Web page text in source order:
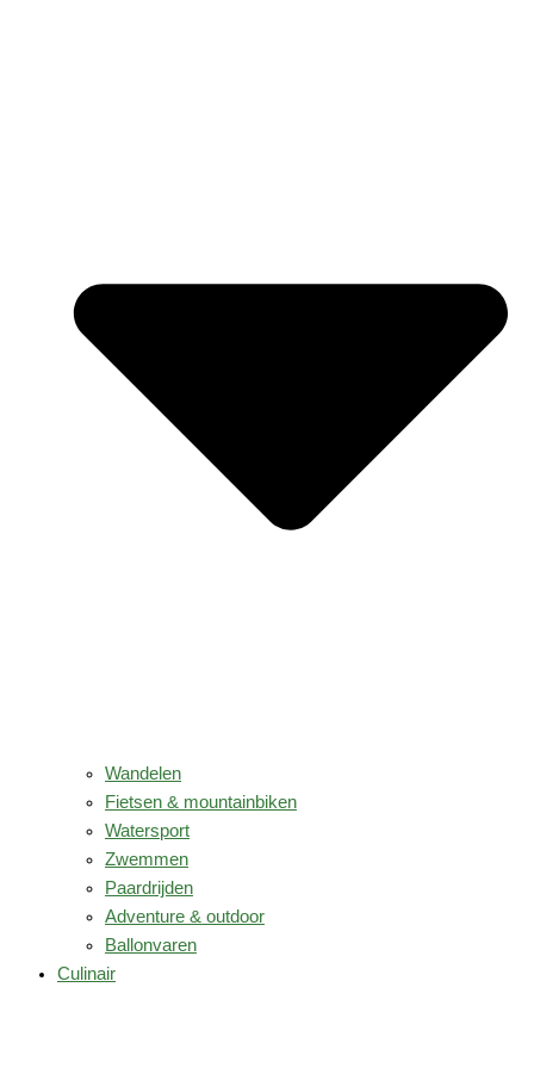
Wandelen
Fietsen & mountainbiken
Watersport
Zwemmen
Paardrijden
Adventure & outdoor
Ballonvaren
Culinair